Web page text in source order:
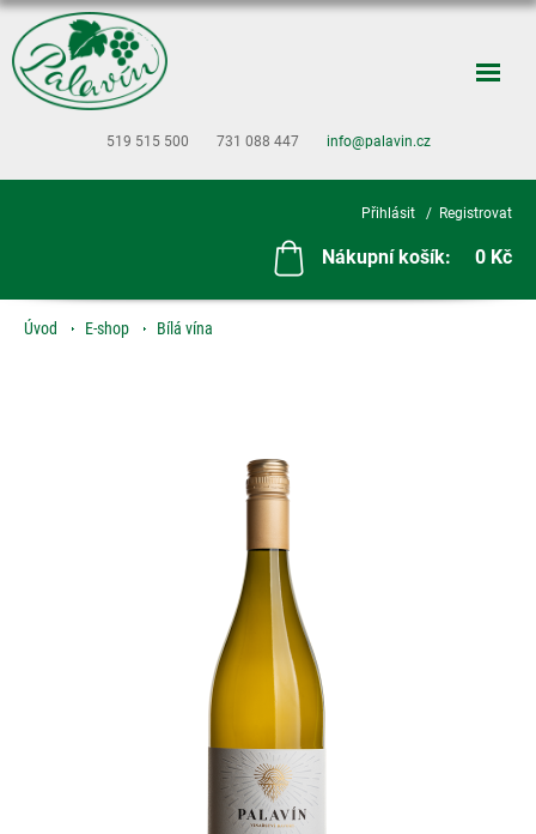
519 515 500 731 088 447 info@palavin.cz
Přihlásit Registrovat
Nákupní košík: 0 Kč
Úvod E-shop Bílá vína